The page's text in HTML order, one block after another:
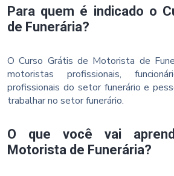
Para quem é indicado o
de Funerária?
O Curso Grátis de Motorista de
motoristas profissionais,
profissionais do setor funerário e
trabalhar no setor funerário.
O que você vai
Motorista de Funerária?